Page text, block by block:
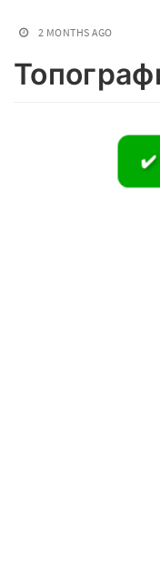
2 MONTHS AGO
✔️